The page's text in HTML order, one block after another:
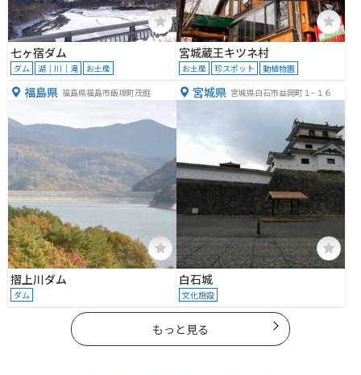
七ヶ宿ダム
ダム 湖｜川｜滝 お土産
宮城蔵王キツネ村
お土産 珍スポット 動植物園
福島県 福島県福島市飯坂町茂庭
摺上川ダム
ダム
宮城県 宮城県白石市益岡町１−１６
白石城
文化施設
もっと見る